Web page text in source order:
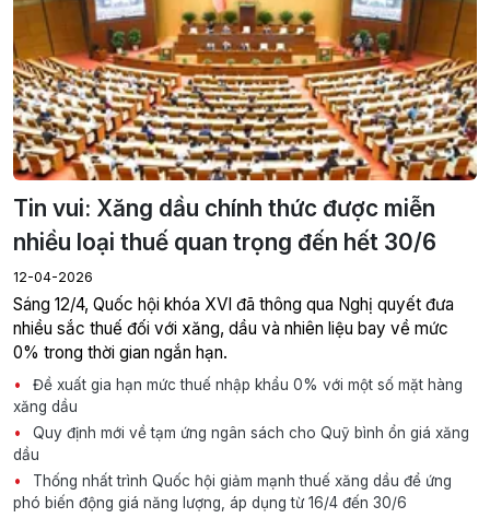
Tin vui: Xăng dầu chính thức được miễn
nhiều loại thuế quan trọng đến hết 30/6
12-04-2026
Sáng 12/4, Quốc hội khóa XVI đã thông qua Nghị quyết đưa
nhiều sắc thuế đối với xăng, dầu và nhiên liệu bay về mức
0% trong thời gian ngắn hạn.
Đề xuất gia hạn mức thuế nhập khẩu 0% với một số mặt hàng
xăng dầu
Quy định mới về tạm ứng ngân sách cho Quỹ bình ổn giá xăng
dầu
Thống nhất trình Quốc hội giảm mạnh thuế xăng dầu để ứng
phó biến động giá năng lượng, áp dụng từ 16/4 đến 30/6